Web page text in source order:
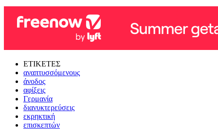
ΕΤΙΚΕΤΕΣ
αναπτυσσόμενους
άνοδος
αφίξεις
Γερμανία
διανυκτερεύσεις
εκρηκτική
επισκεπτών